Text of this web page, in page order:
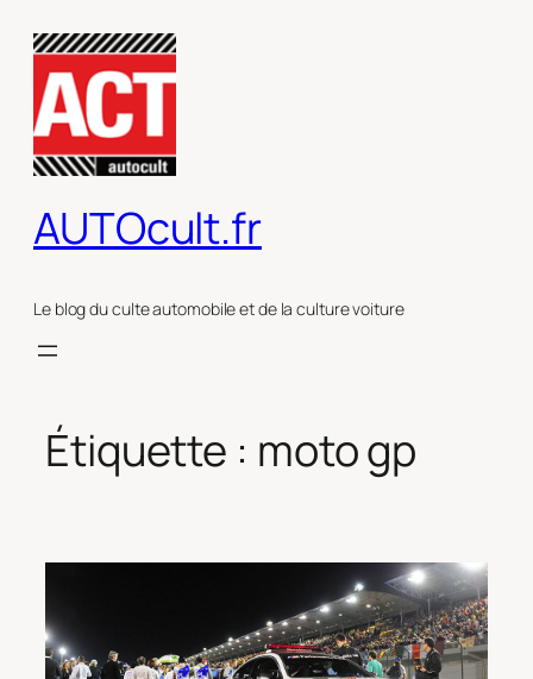
contenu
AUTOcult.fr
Le blog du culte automobile et de la culture voiture
Étiquette : moto gp